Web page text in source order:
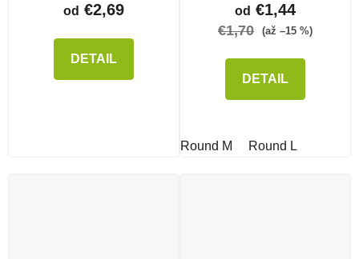
od €2,69
DETAIL
od €1,44
€1,70 (až –15 %)
DETAIL
Round M Round L